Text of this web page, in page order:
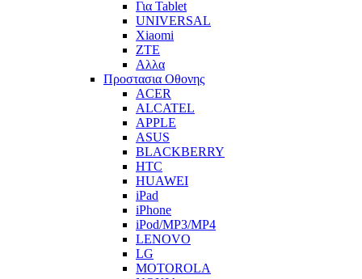
Για Tablet
UNIVERSAL
Xiaomi
ZTE
Αλλα
Προστασια Οθονης
ACER
ALCATEL
APPLE
ASUS
BLACKBERRY
HTC
HUAWEI
iPad
iPhone
iPod/MP3/MP4
LENOVO
LG
MOTOROLA